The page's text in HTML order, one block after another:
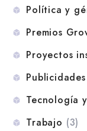
Política y
Premios
Proyectos
Tecnología
Trabajo (3)